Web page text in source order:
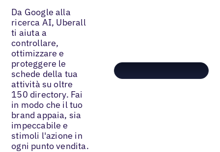
Da Google alla
ricerca AI, Uberall
ti aiuta a
controllare,
ottimizzare e
proteggere le
schede della tua
attività su oltre
150 directory. Fai
in modo che il tuo
brand appaia, sia
impeccabile e
stimoli l'azione in
ogni punto vendita.